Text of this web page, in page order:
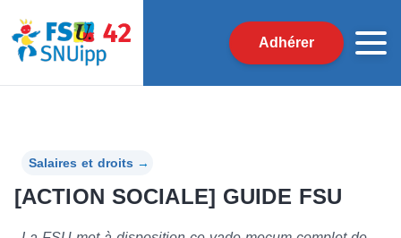
Adhérer
Salaires et droits →
[ACTION SOCIALE] GUIDE FSU